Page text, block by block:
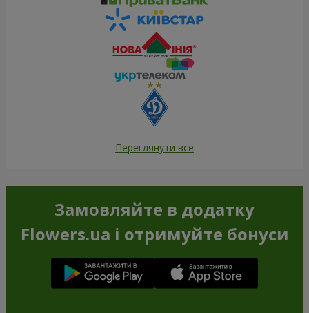
Переглянути все
Замовляйте в додатку
Flowers.ua і отримуйте бонуси